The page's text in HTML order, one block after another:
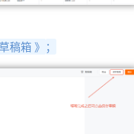
稿箱 》 ；